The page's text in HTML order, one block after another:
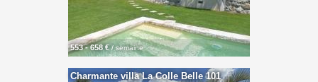
553 - 658 €/ semaine
Charmante villa La Colle Belle 101